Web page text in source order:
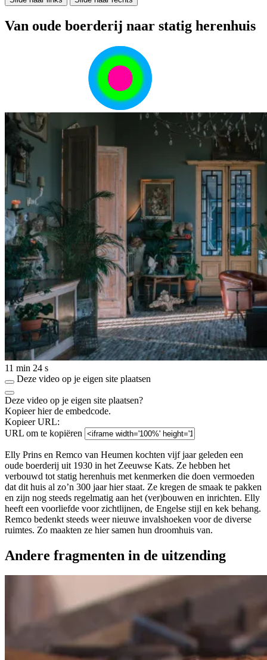
Van oude boerderij naar statig herenhuis
11 min 24 s
Deze video op je eigen site plaatsen
Deze video op je eigen site plaatsen?
Kopieer hier de embedcode.
Kopieer URL:
URL om te kopiëren
Elly Prins en Remco van Heumen kochten vijf jaar geleden een
oude boerderij uit 1930 in het Zeeuwse Kats. Ze hebben het
verbouwd tot statig herenhuis met kenmerken die doen vermoeden
dat dit huis al zo’n 300 jaar hier staat. Ze kregen de smaak te pakken
en zijn nog steeds regelmatig aan het (ver)bouwen en inrichten. Elly
heeft een voorliefde voor zichtlijnen, de Engelse stijl en kek behang.
Remco bedenkt steeds weer nieuwe invalshoeken voor de diverse
ruimtes. Zo maakten ze hier samen hun droomhuis van.
Andere fragmenten in de uitzending